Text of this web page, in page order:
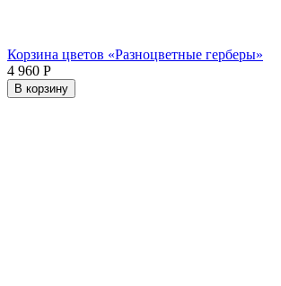
Корзина цветов «Разноцветные герберы»
4 960 Р
В корзину